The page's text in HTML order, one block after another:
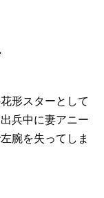
形スターとして
兵中に妻アニー
腕を失ってしま